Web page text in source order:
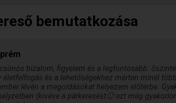
bemutatkozása
bizalom, figyelem és a legfontosabb:
életfelfogás és a lehetőségekhez mérten minél
lévén a megoldásokat helyezem előtérbe.
(kivéve a párkeresést🙂 ezt még